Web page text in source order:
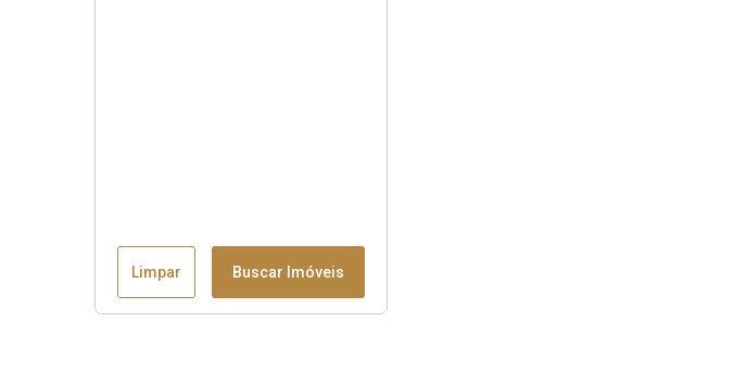
Limpar Buscar Imóveis